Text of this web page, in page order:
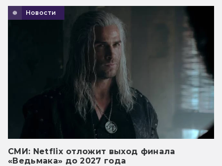
Новости
СМИ: Netflix отложит выход финала
«Ведьмака» до 2027 года